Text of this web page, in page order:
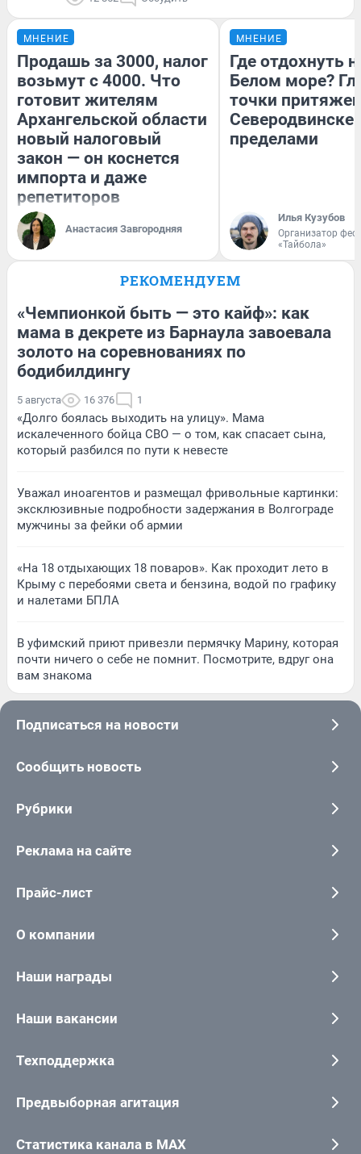
МНЕНИЕ
Продашь за 3000, налог
возьмут с 4000. Что
готовит жителям
Архангельской области
новый налоговый
закон — он коснется
импорта и даже
репетиторов
Анастасия Завгородняя
МНЕНИЕ
Где отдохнуть
Белом море?
точки
Северодвинске
пределами
Илья Кузубов
Организатор
«Тайбола»
РЕКОМЕНДУЕМ
«Чемпионкой быть — это кайф»: как
мама в декрете из Барнаула завоевала
золото на соревнованиях по
бодибилдингу
5 августа 16 376 1
«Долго боялась выходить на улицу». Мама
искалеченного бойца СВО — о том, как спасает сына,
который разбился по пути к невесте
Уважал иноагентов и размещал фривольные картинки:
эксклюзивные подробности задержания в Волгограде
мужчины за фейки об армии
«На 18 отдыхающих 18 поваров». Как проходит лето в
Крыму с перебоями света и бензина, водой по графику
и налетами БПЛА
В уфимский приют привезли пермячку Марину, которая
почти ничего о себе не помнит. Посмотрите, вдруг она
вам знакома
Подписаться на новости
Сообщить новость
Рубрики
Реклама на сайте
Прайс-лист
О компании
Наши награды
Наши вакансии
Техподдержка
Предвыборная агитация
Статистика канала в MAX